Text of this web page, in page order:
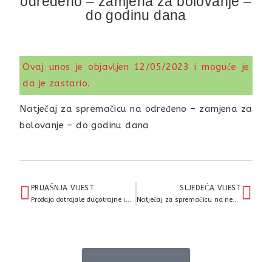
do godinu dana
Ovaj unos je objavljen 12/05/2023 i moguće je
da je zastario.
Natječaj za spremačicu na određeno – zamjena za
bolovanje – do godinu dana
PRIJAŠNJA VIJEST
Prodaja dotrajale dugotrajne imovine
SLJEDEĆA VIJEST
Natječaj za spremačicu na neodređeno